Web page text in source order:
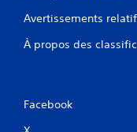
Avertissements
À propos des
Facebook